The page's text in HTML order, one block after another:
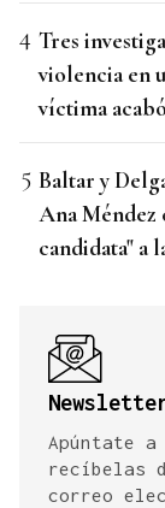
Tres
violencia en
víctima
Baltar y
Ana Méndez
candidata" a
Apúntate
recíbelas
correo